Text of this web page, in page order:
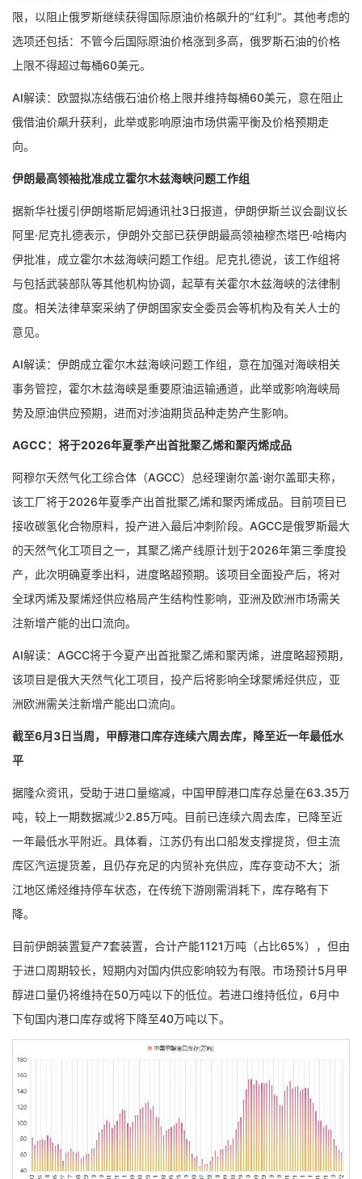
限，以阻止俄罗斯继续获得国际原油价格飙升的“红利”。其他考虑的
选项还包括：不管今后国际原油价格涨到多高，俄罗斯石油的价格
上限不得超过每桶60美元。
AI解读：欧盟拟冻结俄石油价格上限并维持每桶60美元，意在阻止
俄借油价飙升获利，此举或影响原油市场供需平衡及价格预期走
向。
伊朗最高领袖批准成立霍尔木兹海峡问题工作组
据新华社援引伊朗塔斯尼姆通讯社3日报道，伊朗伊斯兰议会副议长
阿里·尼克扎德表示，伊朗外交部已获伊朗最高领袖穆杰塔巴·哈梅内
伊批准，成立霍尔木兹海峡问题工作组。尼克扎德说，该工作组将
与包括武装部队等其他机构协调，起草有关霍尔木兹海峡的法律制
度。相关法律草案采纳了伊朗国家安全委员会等机构及有关人士的
意见。
AI解读：伊朗成立霍尔木兹海峡问题工作组，意在加强对海峡相关
事务管控，霍尔木兹海峡是重要原油运输通道，此举或影响海峡局
势及原油供应预期，进而对涉油期货品种走势产生影响。
AGCC：将于2026年夏季产出首批聚乙烯和聚丙烯成品
阿穆尔天然气化工综合体（AGCC）总经理谢尔盖·谢尔盖耶夫称，
该工厂将于2026年夏季产出首批聚乙烯和聚丙烯成品。目前项目已
接收碳氢化合物原料，投产进入最后冲刺阶段。AGCC是俄罗斯最大
的天然气化工项目之一，其聚乙烯产线原计划于2026年第三季度投
产，此次明确夏季出料，进度略超预期。该项目全面投产后，将对
全球丙烯及聚烯烃供应格局产生结构性影响，亚洲及欧洲市场需关
注新增产能的出口流向。
AI解读：AGCC将于今夏产出首批聚乙烯和聚丙烯，进度略超预期，
该项目是俄大天然气化工项目，投产后将影响全球聚烯烃供应，亚
洲欧洲需关注新增产能出口流向。
截至6月3日当周，甲醇港口库存连续六周去库，降至近一年最低水
平
据隆众资讯，受助于进口量缩减，中国甲醇港口库存总量在63.35万
吨，较上一期数据减少2.85万吨。目前已连续六周去库，已降至近
一年最低水平附近。具体看，江苏仍有出口船发支撑提货，但主流
库区汽运提货差，且仍存充足的内贸补充供应，库存变动不大；浙
江地区烯烃维持停车状态，在传统下游刚需消耗下，库存略有下
降。
目前伊朗装置复产7套装置，合计产能1121万吨（占比65%），但由
于进口周期较长，短期内对国内供应影响较为有限。市场预计5月甲
醇进口量仍将维持在50万吨以下的低位。若进口维持低位，6月中
下旬国内港口库存或将下降至40万吨以下。